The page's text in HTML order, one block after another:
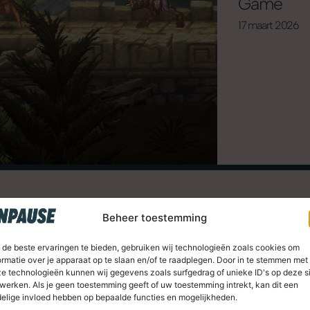
Beheer toestemming
de beste ervaringen te bieden, gebruiken wij technologieën zoals cookies om
over je apparaat op te slaan en/of te raadplegen. Door in te stemmen met
technologieën kunnen wij gegevens zoals surfgedrag of unieke ID's op deze
Als je geen toestemming geeft of uw toestemming intrekt, kan dit een
invloed hebben op bepaalde functies en mogelijkheden.
17 maart 2026
of Sparta is de spin-off van God of War
shadowdropte. Hoor wat je moet
metroidvania in mijn gesprek met
aflevering van de BNR-podcast All in the